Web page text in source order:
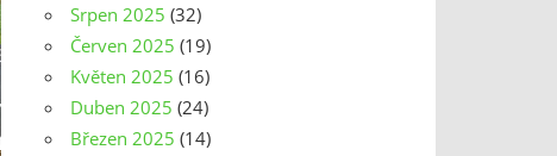
Srpen 2025 (32)
Červen 2025 (19)
Květen 2025 (16)
Duben 2025 (24)
Březen 2025 (14)